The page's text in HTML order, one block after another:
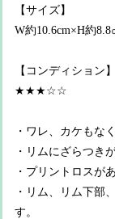
【サイズ】
W約10.6cm×H約8.8
【コンディション】
★★★☆☆
・ワレ、カケもな
・リムにざらつき
・プリントロスが
・リム、リム下部
す。